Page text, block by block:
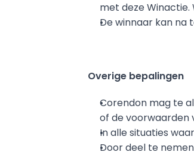
met deze
De winnaar kan na
Overige bepalingen
Corendon mag te
of de voorwaarden
In alle situaties
Door deel te